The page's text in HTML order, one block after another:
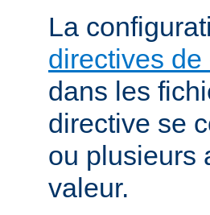
La
directives
dans les
directive se
ou plusieurs
valeur.